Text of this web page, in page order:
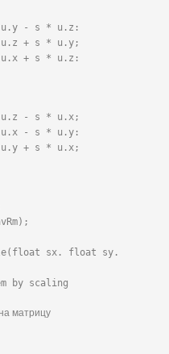
u.y - s * u.z:
u.z + s * u.y;
u.x + s * u.z:
u.z - s * u.x;
u.x - s * u.y:
u.y + s * u.x;
sx. float sy.
by scaling
матрицу